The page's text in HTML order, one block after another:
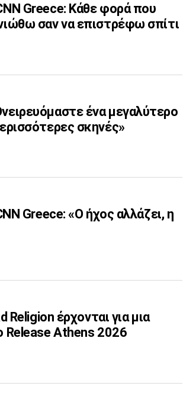
Greece: Κάθε φορά που
σαν να επιστρέφω σπίτι
ένα μεγαλύτερο
σκηνές»
Greece: «Ο ήχος αλλάζει, η
έρχονται για μια
Release Athens 2026